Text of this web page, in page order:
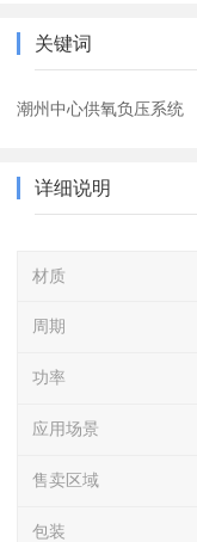
关键词
潮州中心供氧负压系统
详细说明
材质
周期
功率
应用场景
售卖区域
包装